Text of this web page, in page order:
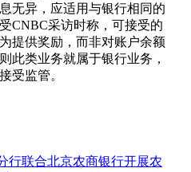
无异，应适用与银行相同的
CNBC采访时称，可接受的
提供奖励，而非对账户余额
此类业务就属于银行业务，
受监管。
行联合北京农商银行开展农